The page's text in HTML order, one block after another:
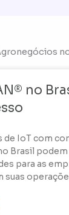
no
de IoT com
Brasil
para as
suas